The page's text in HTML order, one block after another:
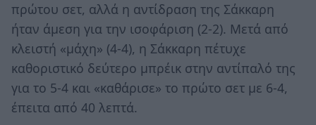
πρώτου σετ, αλλά η αντίδραση της Σάκκαρη
ήταν άμεση για την ισοφάριση (2-2). Μετά από
κλειστή «μάχη» (4-4), η Σάκκαρη πέτυχε
καθοριστικό δεύτερο μπρέικ στην αντίπαλό της
για το 5-4 και «καθάρισε» το πρώτο σετ με 6-4,
έπειτα από 40 λεπτά.